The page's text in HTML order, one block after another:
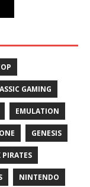
GAMING
EMULATION
GENESIS
PIRATES
NINTENDO